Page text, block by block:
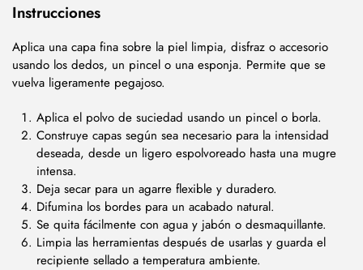
Instrucciones
Aplica una capa fina sobre la piel limpia, disfraz o accesorio
usando los dedos, un pincel o una esponja. Permite que se
vuelva ligeramente pegajoso.
Aplica el polvo de suciedad usando un pincel o borla.
Construye capas según sea necesario para la intensidad
deseada, desde un ligero espolvoreado hasta una mugre
intensa.
Deja secar para un agarre flexible y duradero.
Difumina los bordes para un acabado natural.
Se quita fácilmente con agua y jabón o desmaquillante.
Limpia las herramientas después de usarlas y guarda el
recipiente sellado a temperatura ambiente.